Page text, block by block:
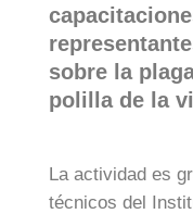
sobre la
polilla de la
La actividad es
técnicos del